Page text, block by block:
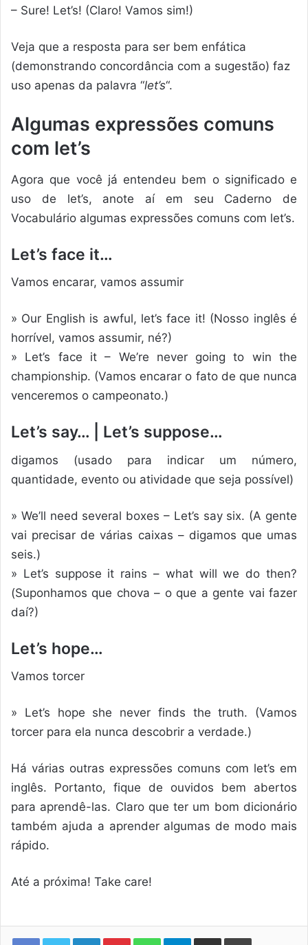
– Sure! Let’s! (Claro! Vamos sim!)
Veja que a resposta para ser bem enfática
(demonstrando concordância com a sugestão) faz
uso apenas da palavra “let’s“.
Algumas expressões comuns
com let’s
Agora que você já entendeu bem o significado e
uso de let’s, anote aí em seu Caderno de
Vocabulário algumas expressões comuns com let’s.
Let’s face it…
Vamos encarar, vamos assumir
» Our English is awful, let’s face it! (Nosso inglês é
horrível, vamos assumir, né?)
» Let’s face it – We’re never going to win the
championship. (Vamos encarar o fato de que nunca
venceremos o campeonato.)
Let’s say… | Let’s suppose…
digamos (usado para indicar um número,
quantidade, evento ou atividade que seja possível)
» We’ll need several boxes – Let’s say six. (A gente
vai precisar de várias caixas – digamos que umas
seis.)
» Let’s suppose it rains – what will we do then?
(Suponhamos que chova – o que a gente vai fazer
daí?)
Let’s hope…
Vamos torcer
» Let’s hope she never finds the truth. (Vamos
torcer para ela nunca descobrir a verdade.)
Há várias outras expressões comuns com let’s em
inglês. Portanto, fique de ouvidos bem abertos
para aprendê-las. Claro que ter um bom dicionário
também ajuda a aprender algumas de modo mais
rápido.
Até a próxima! Take care!
LinkedinPinterestWhatsAppTelegram
Compartilhar via e-mail Imprimir